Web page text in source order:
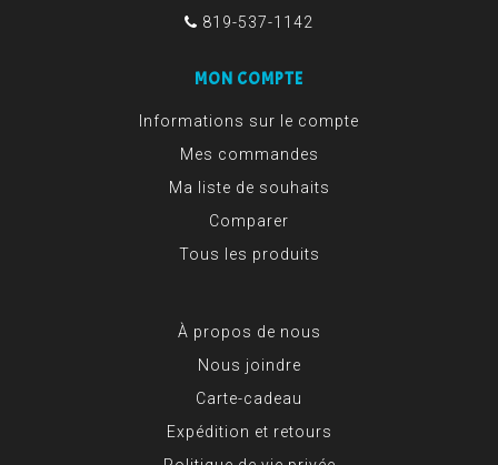
819-537-1142
MON COMPTE
Informations sur le compte
Mes commandes
Ma liste de souhaits
Comparer
Tous les produits
À propos de nous
Nous joindre
Carte-cadeau
Expédition et retours